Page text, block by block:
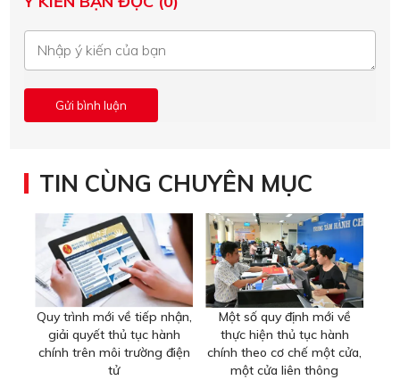
TIN CÙNG CHUYÊN MỤC
Quy trình mới về tiếp nhận,
giải quyết thủ tục hành
chính trên môi trường điện
tử
Một số quy định mới về
thực hiện thủ tục hành
chính theo cơ chế một cửa,
một cửa liên thông